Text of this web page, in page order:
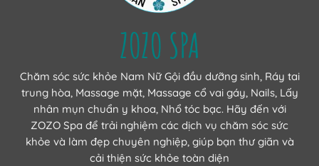
ZOZO SPA
Chăm sóc sức khỏe Nam Nữ Gội đầu dưỡng sinh, Ráy tai
trung hòa, Massage mặt, Massage cổ vai gáy, Nails, Lấy
nhân mụn chuẩn y khoa, Nhổ tóc bạc. Hãy đến với
ZOZO Spa để trải nghiệm các dịch vụ chăm sóc sức
khỏe và làm đẹp chuyên nghiệp, giúp bạn thư giãn và
cải thiện sức khỏe toàn diện